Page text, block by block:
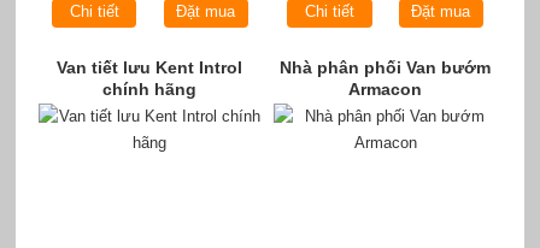
Chi tiết Đặt mua Chi tiết Đặt mua
Van tiết lưu Kent Introl
chính hãng
Nhà phân phối Van bướm
Armacon